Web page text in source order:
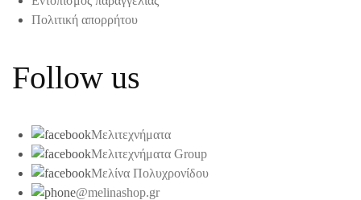
Πολιτική απορρήτου
Follow us
Μελιτεχνήματα
Μελιτεχνήματα Group
Μελίνα Πολυχρονίδου
@melinashop.gr